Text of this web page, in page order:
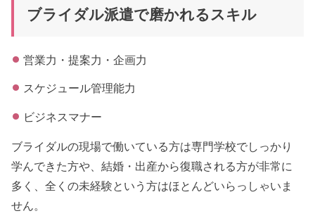
ブライダル派遣で磨かれるスキル
営業力・提案力・企画力
スケジュール管理能力
ビジネスマナー
ブライダルの現場で働いている方は専門学校でしっかり
学んできた方や、結婚・出産から復職される方が非常に
多く、全くの未経験という方はほとんどいらっしゃいま
せん。